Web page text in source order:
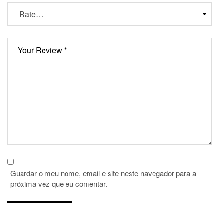
Guardar o meu nome, email e site neste navegador para a
próxima vez que eu comentar.